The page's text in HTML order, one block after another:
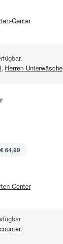
Center
, Herren Unterwäsche
€ 64,99
Center
,